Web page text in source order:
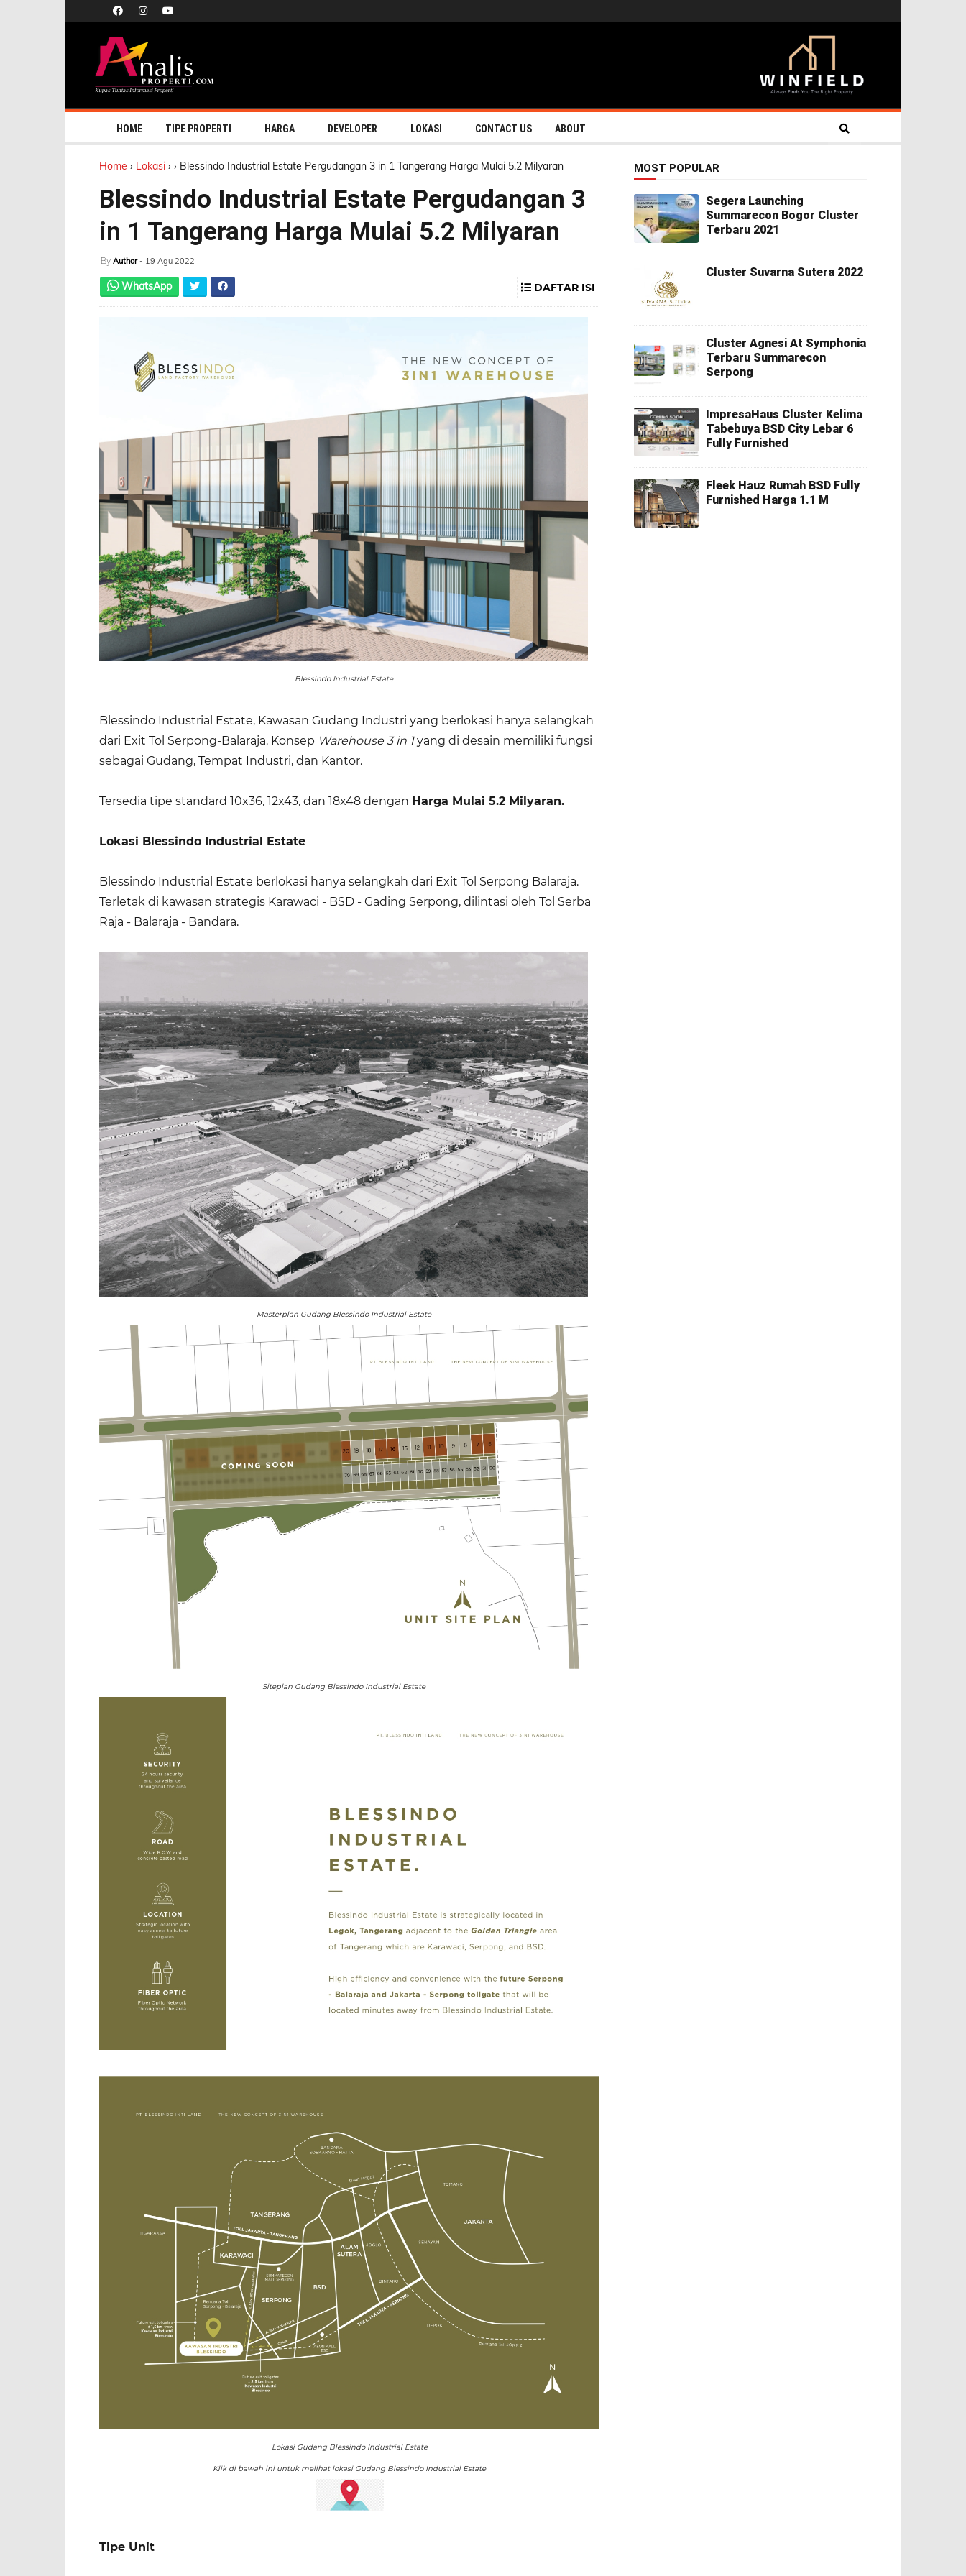
HOME TIPE PROPERTI HARGA DEVELOPER LOKASI CONTACT US ABOUT
Home › Lokasi › › Blessindo Industrial Estate Pergudangan 3 in 1 Tangerang Harga Mulai 5.2 Milyaran
Blessindo Industrial Estate Pergudangan 3
in 1 Tangerang Harga Mulai 5.2 Milyaran
By Author - 19 Agu 2022
WhatsApp DAFTAR ISI
Blessindo Industrial Estate
Blessindo Industrial Estate, Kawasan Gudang Industri yang berlokasi hanya selangkah
dari Exit Tol Serpong-Balaraja. Konsep Warehouse 3 in 1yang di desain memiliki fungsi
sebagai Gudang, Tempat Industri, dan Kantor.
Tersedia tipe standard 10x36, 12x43, dan 18x48 dengan Harga Mulai 5.2 Milyaran.
Lokasi Blessindo Industrial Estate
Blessindo Industrial Estate berlokasi hanya selangkah dari Exit Tol Serpong Balaraja.
Terletak di kawasan strategis Karawaci - BSD - Gading Serpong, dilintasi oleh Tol Serba
Raja - Balaraja - Bandara.
Masterplan Gudang Blessindo Industrial Estate
Siteplan Gudang Blessindo Industrial Estate
Lokasi Gudang Blessindo Industrial Estate
Klik di bawah ini untuk melihat lokasi Gudang Blessindo Industrial Estate
Tipe Unit
MOST POPULAR
Segera Launching
Summarecon Bogor Cluster
Terbaru 2021
Cluster Suvarna Sutera 2022
Cluster Agnesi At Symphonia
Terbaru Summarecon
Serpong
ImpresaHaus Cluster Kelima
Tabebuya BSD City Lebar 6
Fully Furnished
Fleek Hauz Rumah BSD Fully
Furnished Harga 1.1 M